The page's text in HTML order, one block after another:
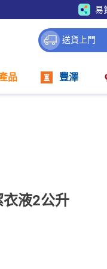
易
送貨上門
品 豐澤
液2公升